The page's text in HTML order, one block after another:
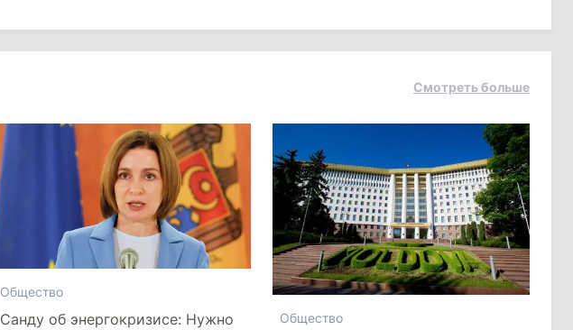
Смотреть больше
Общество
Санду об энергокризисе: Нужно
Общество